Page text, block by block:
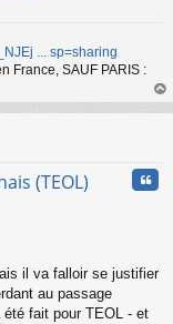
... sp=sharing
France, SAUF PARIS :
au
(TEOL)
il va falloir se justifier
au passage
fait pour TEOL - et